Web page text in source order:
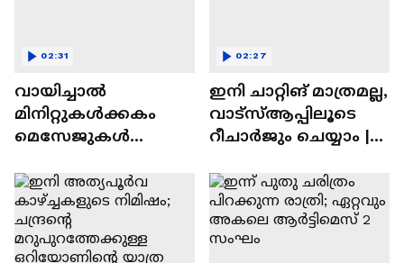
വായിച്ചാൽ
മിനിറ്റുകൾക്കകം
മെസേജുകള്‍
WhatsApp | Tech Talk
02:31
ഇനി ചാറ്റിങ് മാത്രമല്ല,
വാട്‌സ്‌ആപ്പിലൂടെ
റീചാർജും ചെയ്യാം |
Tech Talk
02:27